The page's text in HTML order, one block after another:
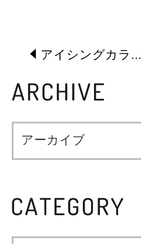
アイシングカラ...
アーカイブ